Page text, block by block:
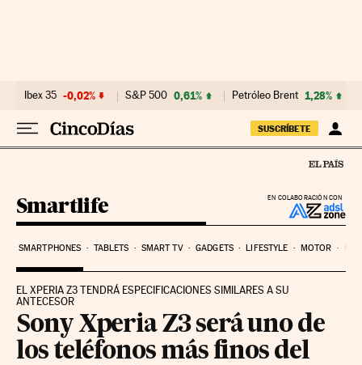
Ibex 35 -0,02% S&P 500 0,61% Petróleo Brent 1,28%
SUSCRÍBETE
EN COLABORACIÓN CON
Smartlife
SMARTPHONES TABLETS SMART TV GADGETS LIFESTYLE MOTOR
EL XPERIA Z3 TENDRÁ ESPECIFICACIONES SIMILARES A SU
ANTECESOR
Sony Xperia Z3 será uno de
los teléfonos más finos del